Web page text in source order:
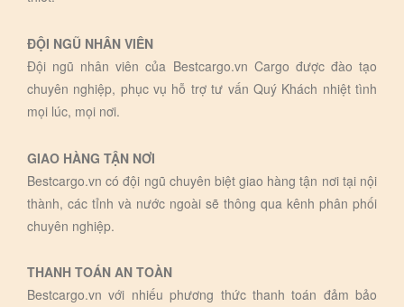
ĐỘI NGŨ NHÂN VIÊN
Đội ngũ nhân viên của Bestcargo.vn Cargo được đào tạo
chuyên nghiệp, phục vụ hỗ trợ tư vấn Quý Khách nhiệt tình
mọi lúc, mọi nơi.
GIAO HÀNG TẬN NƠI
Bestcargo.vn có đội ngũ chuyên biệt giao hàng tận nơi tại nội
thành, các tỉnh và nước ngoài sẽ thông qua kênh phân phối
chuyên nghiệp.
THANH TOÁN AN TOÀN
Bestcargo.vn với nhiếu phương thức thanh toán đảm bảo